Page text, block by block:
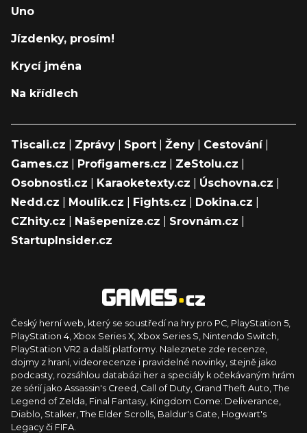
Uno
Jízdenky, prosím!
Krycí jména
Na křídlech
Tiscali.cz Zprávy Sport Ženy Cestování|
Games.cz
Profigamers.cz ZeStolu.cz
Osobnosti.cz
Karaoketexty.cz Úschovna.cz
Nedd.cz
Moulík.cz Fights.cz Dokina.cz
CZhity.cz
Našepeníze.cz Srovnám.cz
StartupInsider.cz
Český herní web, který se soustředí na hry pro PC, PlayStation 5,
PlayStation 4, Xbox Series X, Xbox Series S, Nintendo Switch,
PlayStation VR2 a další platformy. Naleznete zde recenze,
dojmy z hraní, videorecenze i pravidelné novinky, stejně jako
podcasty, rozsáhlou databázi her a speciály k očekávaným hrám
ze sérií jako Assassin's Creed, Call of Duty, Grand Theft Auto, The
Legend of Zelda, Final Fantasy, Kingdom Come: Deliverance,
Diablo, Stalker, The Elder Scrolls, Baldur's Gate, Hogwart's
Legacy či FIFA.